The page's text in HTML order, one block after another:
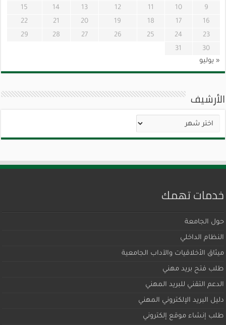
9
10
11
12
13
14
15
16
17
18
19
20
21
22
23
24
25
26
27
28
29
30
31
« يوليو
الأرشيف
الأرشيف
خدمات تهمك
حول الجامعة
النظام الداخلي
ميثاق اﻷخلاقيات والآداب الجامعية
طلب فتح بريد مهني
الدعم التقني للبريد المهني
دليل البريد الإلكتروني المهني
طلب إنشاء موقع إلكتروني